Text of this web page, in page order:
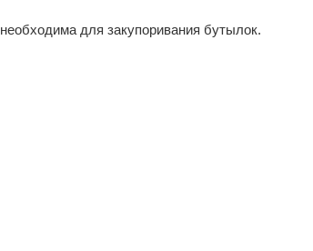
необходима для закупоривания бутылок.